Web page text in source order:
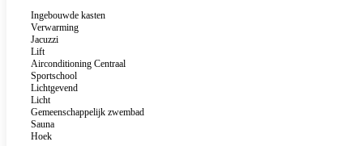
Ingebouwde kasten
Verwarming
Jacuzzi
Lift
Airconditioning Centraal
Sportschool
Lichtgevend
Licht
Gemeenschappelijk zwembad
Sauna
Hoek